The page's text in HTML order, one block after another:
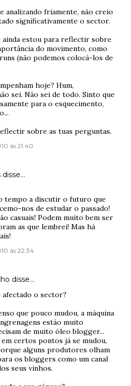
analizando friamente, não creio
significativamente o sector.
ainda estou para reflectir sobre
do movimento, como
(não podemos colocá-los de
hoje? Hum,
sei. Não sei de todo. Sinto que
para o esquecimento,
sobre as tuas perguntas.
às 21:40
disse…
tempo a discutir o futuro que
nos de estudar o passado!
casuais! Podem muito bem ser
as que lembrei! Mas há
às 22:34
disse…
o sector?
que pouco mudou, a máquina
estão muito
de muito óleo blogger...
em certos pontos já se mudou,
alguns produtores olham
os bloggers como um canal
seus vinhos.